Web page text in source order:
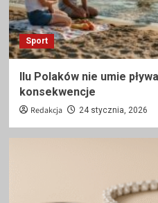
Sport
Ilu Polaków nie umie
konsekwencje
Redakcja 24 stycznia, 2026